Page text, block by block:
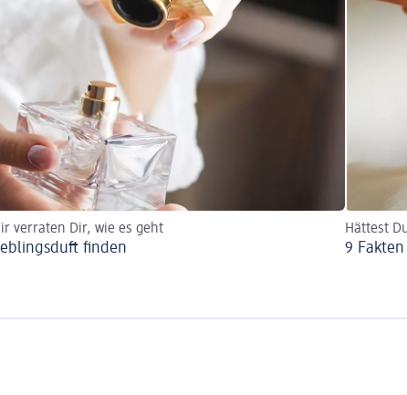
verraten Dir, wie es geht
finden
Hättest
9